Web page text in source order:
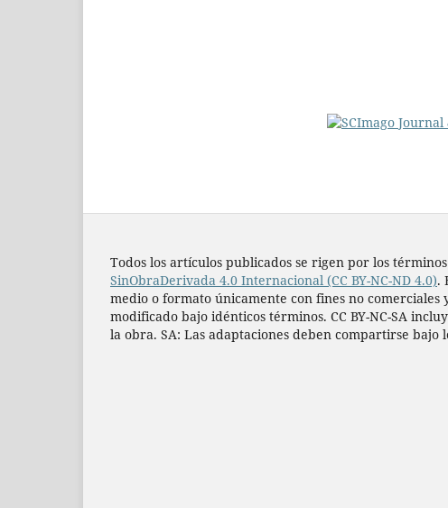
Todos los artí­culos publicados se rigen por los
SinObraDerivada 4.0 Internacional (CC BY-NC-ND 4.0).
medio o formato únicamente con fines no
modificado bajo idénticos términos. CC BY-NC-SA
la obra. SA: Las adaptaciones deben compartirse bajo